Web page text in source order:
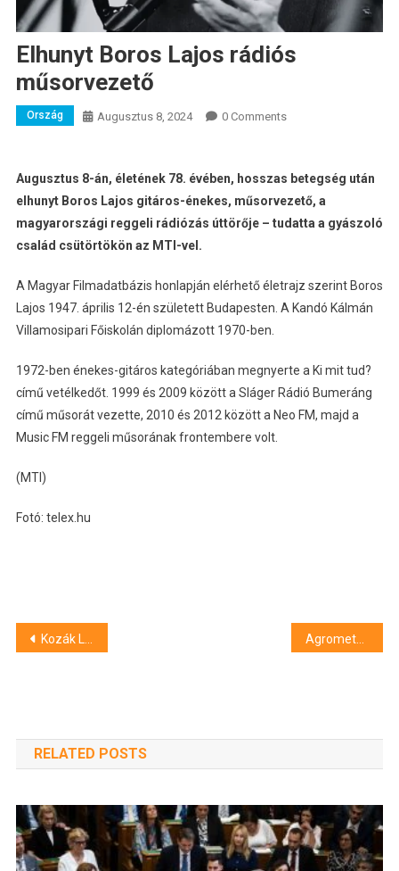
Elhunyt Boros Lajos rádiós
műsorvezető
Ország Augusztus 8, 2024 0 Comments
Augusztus 8-án, életének 78. évében, hosszas betegség után
elhunyt Boros Lajos gitáros-énekes, műsorvezető, a
magyarországi reggeli rádiózás úttörője – tudatta a gyászoló
család csütörtökön az MTI-vel.
A Magyar Filmadatbázis honlapján elérhető életrajz szerint Boros
Lajos 1947. április 12-én született Budapesten. A Kandó Kálmán
Villamosipari Főiskolán diplomázott 1970-ben.
1972-ben énekes-gitáros kategóriában megnyerte a Ki mit tud?
című vetélkedőt. 1999 és 2009 között a Sláger Rádió Bumeráng
című műsorát vezette, 2010 és 2012 között a Neo FM, majd a
Music FM reggeli műsorának frontembere volt.
(MTI)
Fotó: telex.hu
Bejegyzés
Kozák Luca és Kerekes Gréta sem jutott tovább a reményfutamból, Kerekes üzent a fanyalgóknak
RELATED POSTS